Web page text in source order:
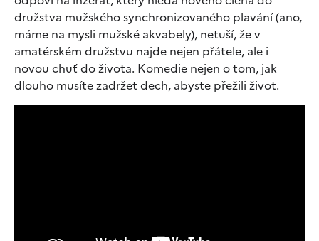
družstva mužského synchronizovaného plavání (ano,
máme na mysli mužské akvabely), netuší, že v
amatérském družstvu najde nejen přátele, ale i
novou chuť do života. Komedie nejen o tom, jak
dlouho musíte zadržet dech, abyste přežili život.